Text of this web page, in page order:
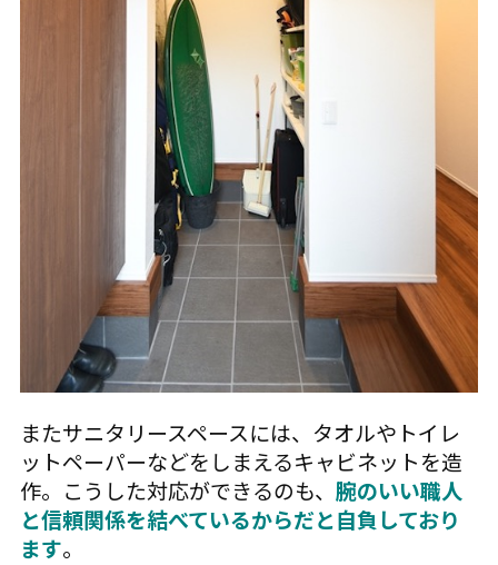
またサニタリースペースには、タオルやトイレ
ットペーパーなどをしまえるキャビネットを造
作。こうした対応ができるのも、 腕のいい職人
と信頼関係を結べているからだと自負しており
ます。